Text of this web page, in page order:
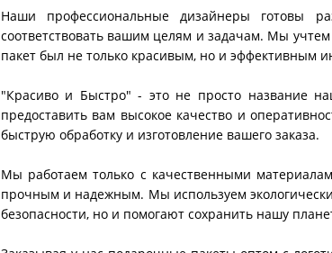
Наши профессиональные дизайнеры готовы
соответствовать вашим целям и задачам. Мы
пакет был не только красивым, но и эффективным
"Красиво и Быстро" - это не просто название
предоставить вам высокое качество и
быструю обработку и изготовление вашего заказа.
Мы работаем только с качественными
прочным и надежным. Мы используем
безопасности, но и помогают сохранить нашу